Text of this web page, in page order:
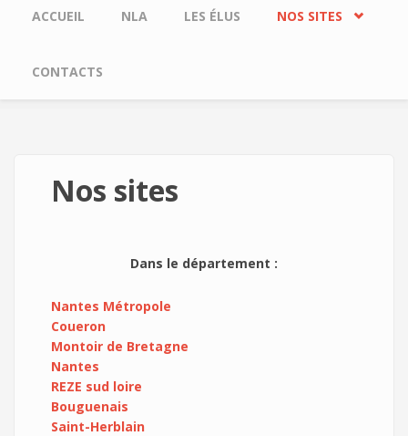
ACCUEIL NLA LES ÉLUS NOS SITES
CONTACTS
Nos sites
Dans le département :
Nantes Métropole
Coueron
Montoir de Bretagne
Nantes
REZE sud loire
Bouguenais
Saint-Herblain